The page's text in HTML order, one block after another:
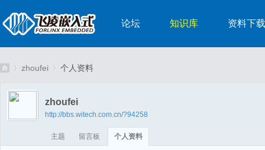
论坛 知识库 资料下载
嵌›
zhoufei
›
个人资料
zhoufei
http://bbs.witech.com.cn/?94258
主题 留言板 个人资料